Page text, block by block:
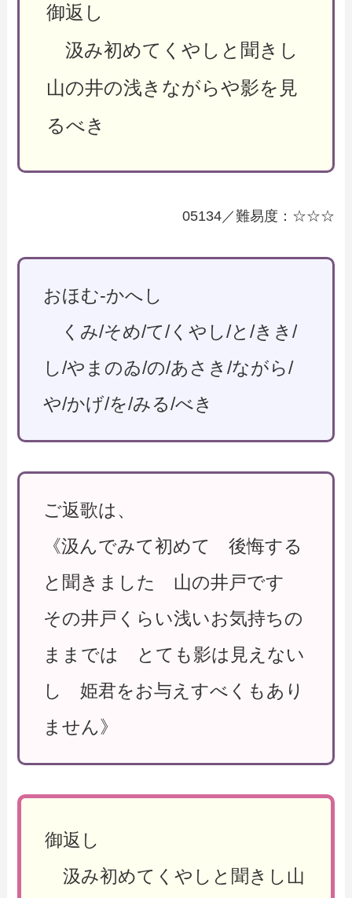
御返し
汲み初めてくやしと聞きし
山の井の浅きながらや影を見
るべき
05134／難易度：☆☆☆
おほむ-かへし
くみ/そめ/て/くやし/と/きき/
し/やまのゐ/の/あさき/ながら/
や/かげ/を/みる/べき
ご返歌は、
《汲んでみて初めて 後悔する
と聞きました 山の井戸です
その井戸くらい浅いお気持ちの
ままでは とても影は見えない
し 姫君をお与えすべくもあり
ません》
御返し
汲み初めてくやしと聞きし山